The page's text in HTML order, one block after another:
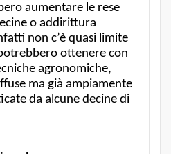
aumentare le rese
o addirittura
non c’è quasi limite
ottenere con
agronomiche,
ma già ampiamente
da alcune decine di